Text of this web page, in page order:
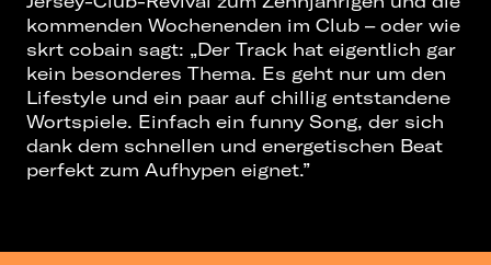
kommenden Wochenenden im Club – oder wie
skrt cobain sagt: „Der Track hat eigentlich gar
kein besonderes Thema. Es geht nur um den
Lifestyle und ein paar auf chillig entstandene
Wortspiele. Einfach ein funny Song, der sich
dank dem schnellen und energetischen Beat
perfekt zum Aufhypen eignet.”